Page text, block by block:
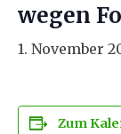
wegen
1. November
Zum